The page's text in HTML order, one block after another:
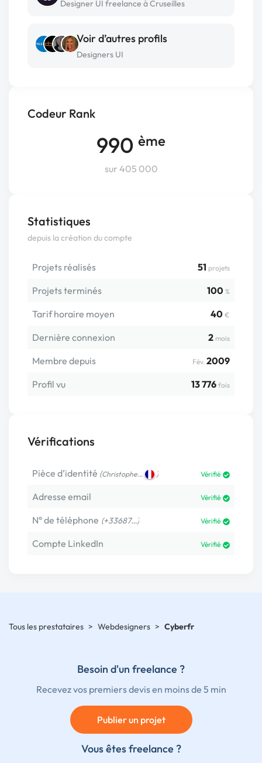
Codeur Rank
990 ème
sur 405 000
Statistiques
depuis la création du compte
Projets réalisés 51 projets
Projets terminés 100 %
Tarif horaire moyen 40 €
Dernière connexion 2 mois
Membre depuis Fév. 2009
Profil vu
13 776 fois
Vérifications
Pièce d’identité (Christophe… ) Vérifié
Adresse email Vérifié
N° de téléphone (+33687…) Vérifié
Compte LinkedIn Vérifié
Designer UI freelance à Cruseilles
Voir d’autres profils
Designers UI
Tous les prestataires > Webdesigners > Cyberfr
Besoin d'un freelance ?
Recevez vos premiers devis en moins de 5 min
Publier un projet
Vous êtes freelance ?